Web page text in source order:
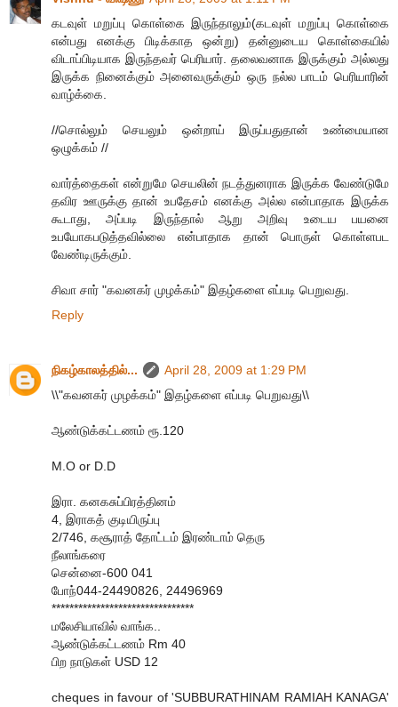
கடவுள் மறுப்பு கொள்கை இருந்தாலும்(கடவுள் மறுப்பு கொள்கை
என்பது எனக்கு பிடிக்காத ஒன்று) தன்னுடைய கொள்கையில்
விடாப்பிடியாக இருந்தவர் பெரியார். தலைவனாக இருக்கும் அல்லது
இருக்க நினைக்கும் அனைவருக்கும் ஒரு நல்ல பாடம் பெரியாரின்
வாழ்க்கை.
//சொல்லும் செயலும் ஒன்றாய் இருப்பதுதான் உண்மையான
ஒழுக்கம் //
வார்த்தைகள் என்றுமே செயலின் நடத்துனராக இருக்க வேண்டுமே
தவிர ஊருக்கு தான் உபதேசம் எனக்கு அல்ல என்பாதாக இருக்க
கூடாது, அப்படி இருந்தால் ஆறு அறிவு உடைய பயனை
உபயோகபடுத்தவில்லை என்பாதாக தான் பொருள் கொள்ளபட
வேண்டிருக்கும்.
சிவா சார் "கவனகர் முழக்கம்" இதழ்களை எப்படி பெறுவது.
Reply
நிகழ்காலத்தில்...
April 28, 2009 at 1:29 PM
\\"கவனகர் முழக்கம்" இதழ்களை எப்படி பெறுவது\\
ஆண்டுக்கட்டணம் ரூ.120
M.O or D.D
இரா. கனகசுப்பிரத்தினம்
4, இராகத் குடியிருப்பு
2/746, கசூராத் தோட்டம் இரண்டாம் தெரு
நீலாங்கரை
சென்னை-600 041
போந்044-24490826, 24496969
********************************
மலேசியாவில் வாங்க..
ஆண்டுக்கட்டணம் Rm 40
பிற நாடுகள் USD 12
cheques in favour of 'SUBBURATHINAM RAMIAH KANAGA'